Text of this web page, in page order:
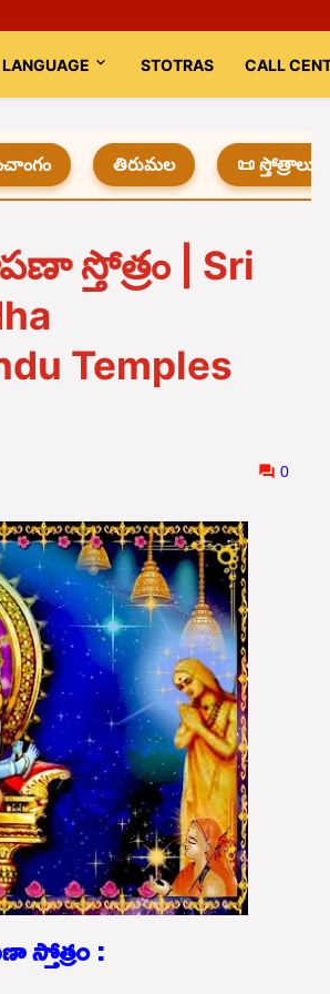
LANGUAGE STOTRAS CALL
తిరుమల 📜 స్తోత్రాలు
స్తోత్రం | Sri
Temples
0
స్తోత్రం :